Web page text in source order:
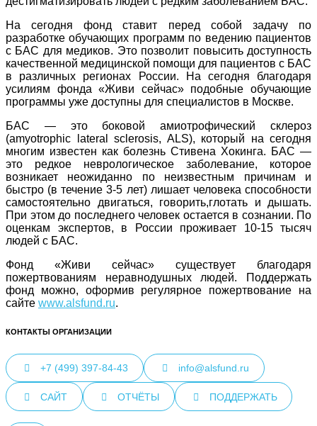
На сегодня фонд ставит перед собой задачу по
разработке обучающих программ по ведению пациентов
с БАС для медиков. Это позволит повысить доступность
качественной медицинской помощи для пациентов с БАС
в различных регионах России. На сегодня благодаря
усилиям фонда «Живи сейчас» подобные обучающие
программы уже доступны для специалистов в Москве.
БАС — это боковой амиотрофический склероз
(amyotrophic lateral sclerosis, ALS), который на сегодня
многим известен как болезнь Стивена Хокинга. БАС —
это редкое неврологическое заболевание, которое
возникает неожиданно по неизвестным причинам и
быстро (в течение 3-5 лет) лишает человека способности
самостоятельно двигаться, говорить,глотать и дышать.
При этом до последнего человек остается в сознании. По
оценкам экспертов, в России проживает 10-15 тысяч
людей с БАС.
Фонд «Живи сейчас» существует благодаря
пожертвованиям неравнодушных людей. Поддержать
фонд можно, оформив регулярное пожертвование на
сайте www.alsfund.ru.
КОНТАКТЫ ОРГАНИЗАЦИИ
+7 (499) 397-84-43 info@alsfund.ru
САЙТ ОТЧЁТЫ ПОДДЕРЖАТЬ